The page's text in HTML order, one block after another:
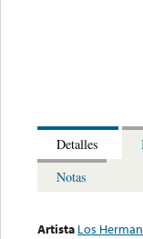
Detalles
Notas
Artista Los